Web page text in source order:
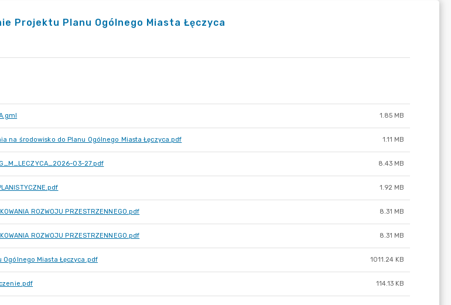
Projektu Planu Ogólnego Miasta Łęczyca
1.85 MB
na środowisko do Planu Ogólnego Miasta Łęczyca.pdf 1.11 MB
03-27.pdf 8.43 MB
1.92 MB
ROZWOJU PRZESTRZENNEGO.pdf 8.31 MB
ROZWOJU PRZESTRZENNEGO.pdf 8.31 MB
Ogólnego Miasta Łęczyca.pdf 1011.24 KB
114.13 KB